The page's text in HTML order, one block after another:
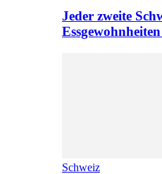
Jeder zweite
Schweiz